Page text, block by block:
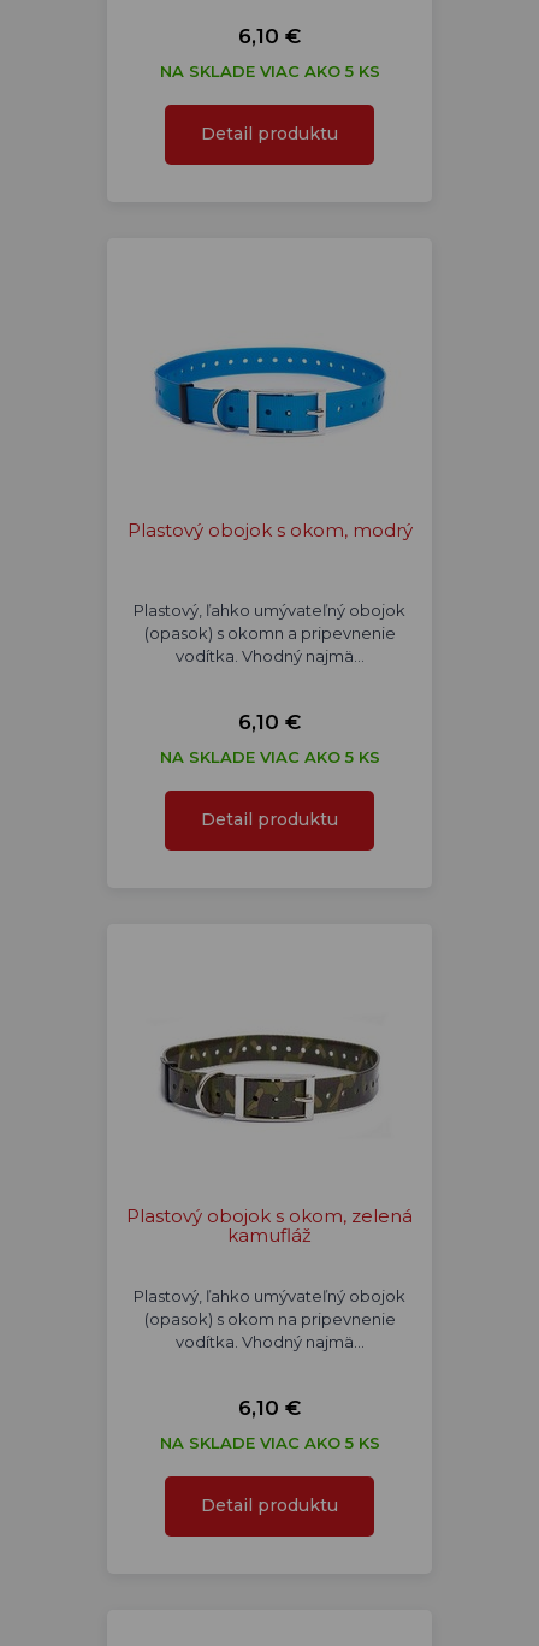
6,10 €
NA SKLADE VIAC AKO 5 KS
Detail produktu
Plastový obojok s okom, modrý
Plastový, ľahko umývateľný obojok
(opasok) s okomn a pripevnenie
vodítka. Vhodný najmä…
6,10 €
NA SKLADE VIAC AKO 5 KS
Detail produktu
Plastový obojok s okom, zelená
kamufláž
Plastový, ľahko umývateľný obojok
(opasok) s okom na pripevnenie
vodítka. Vhodný najmä…
6,10 €
NA SKLADE VIAC AKO 5 KS
Detail produktu